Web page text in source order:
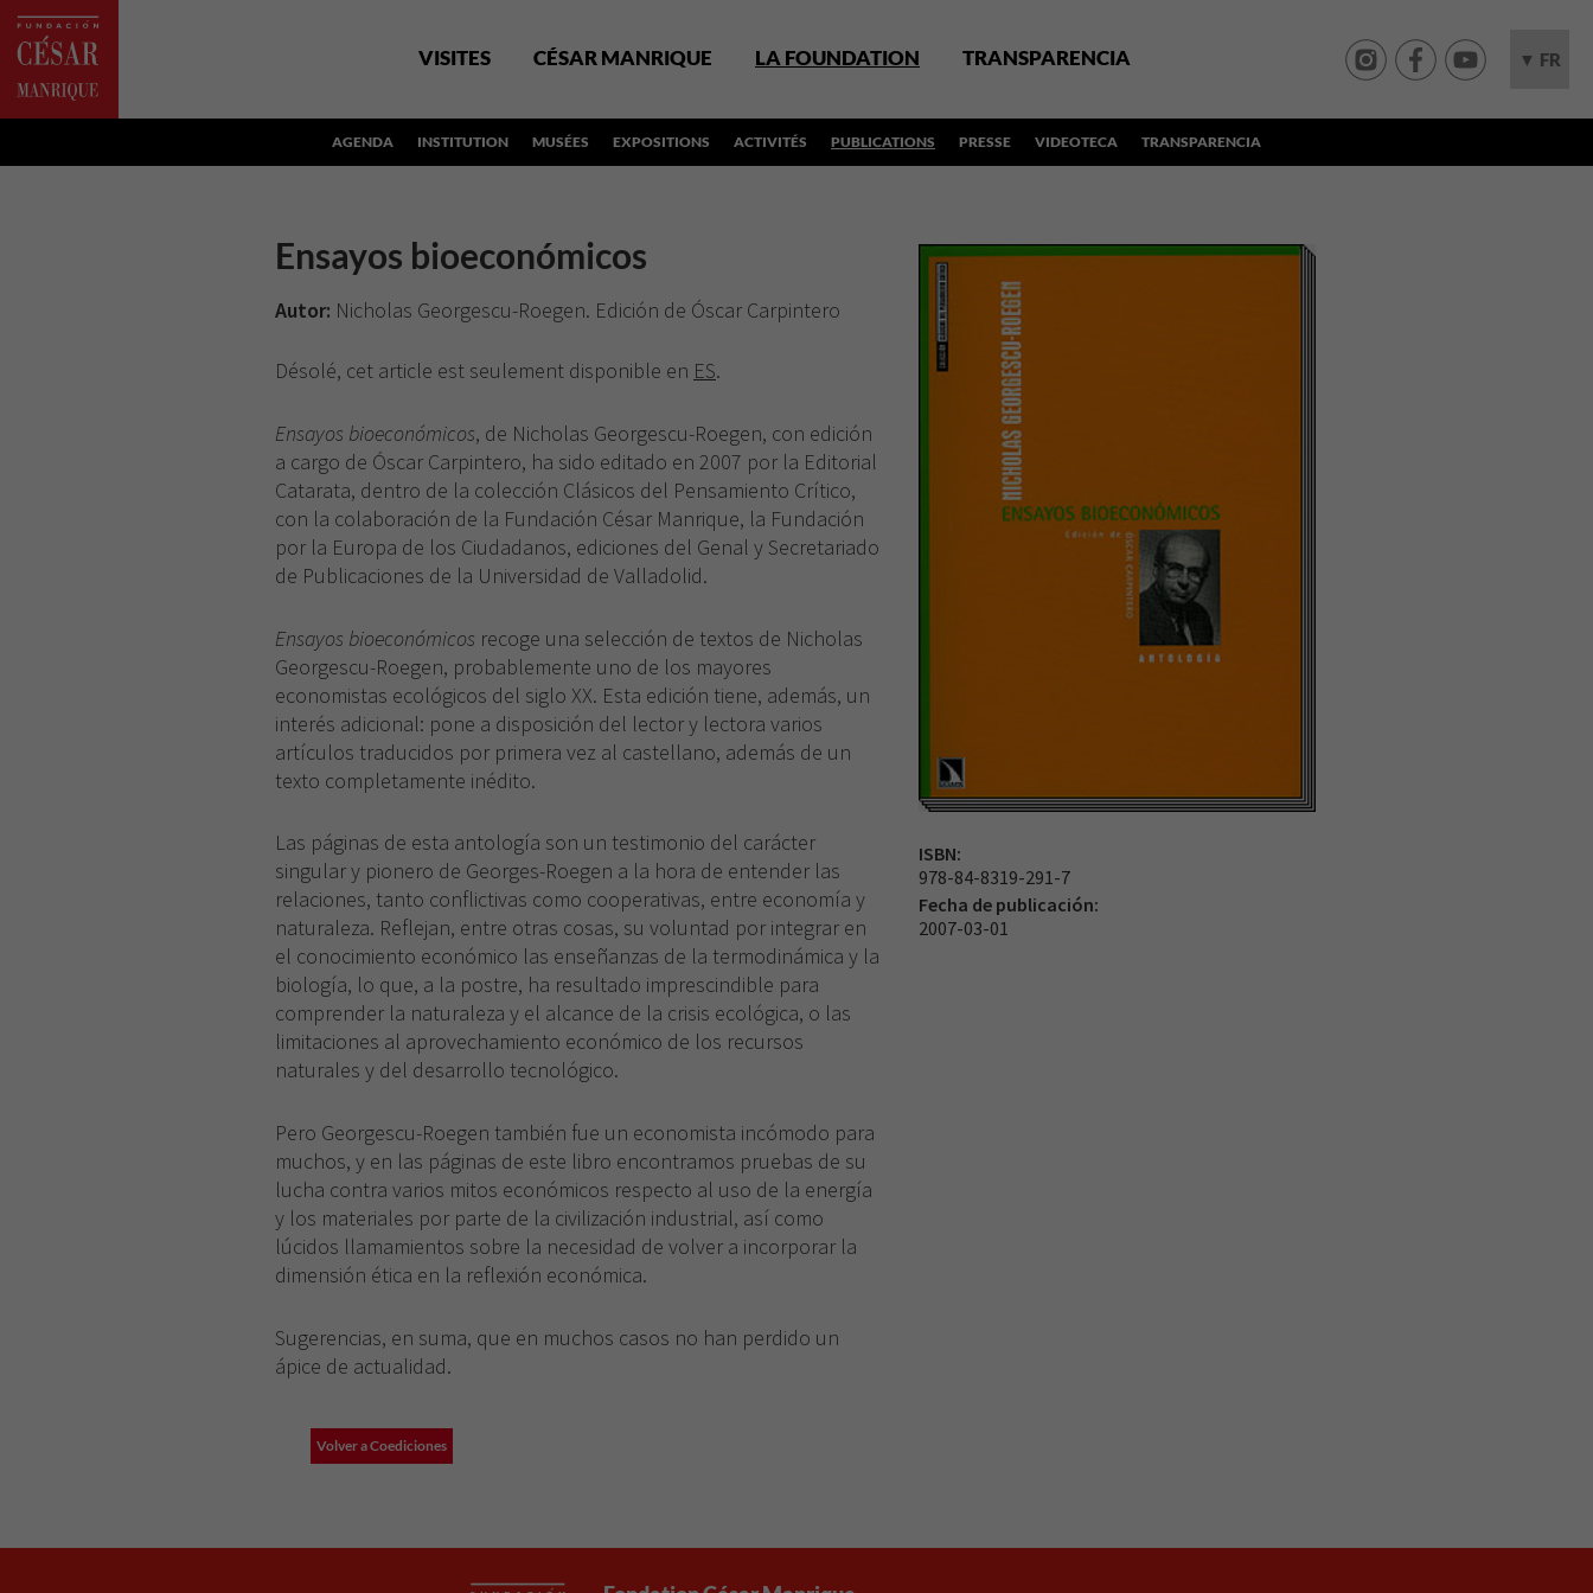
VISITES CÉSAR MANRIQUE LA FOUNDATION TRANSPARENCIA ▼ FR
AGENDA INSTITUTION MUSÉES EXPOSITIONS ACTIVITÉS PUBLICATIONS PRESSE VIDEOTECA TRANSPARENCIA
Ensayos bioeconómicos
Autor: Nicholas Georgescu-Roegen. Edición de Óscar Carpintero
Désolé, cet article est seulement disponible en ES.
Ensayos bioeconómicos, de Nicholas Georgescu-Roegen, con edición
a cargo de Óscar Carpintero, ha sido editado en 2007 por la Editorial
Catarata, dentro de la colección Clásicos del Pensamiento Crítico,
con la colaboración de la Fundación César Manrique, la Fundación
por la Europa de los Ciudadanos, ediciones del Genal y Secretariado
de Publicaciones de la Universidad de Valladolid.
Ensayos bioeconómicos recoge una selección de textos de Nicholas
Georgescu-Roegen, probablemente uno de los mayores
economistas ecológicos del siglo XX. Esta edición tiene, además, un
interés adicional: pone a disposición del lector y lectora varios
artículos traducidos por primera vez al castellano, además de un
texto completamente inédito.
Las páginas de esta antología son un testimonio del carácter
singular y pionero de Georges-Roegen a la hora de entender las
relaciones, tanto conflictivas como cooperativas, entre economía y
naturaleza. Reflejan, entre otras cosas, su voluntad por integrar en
el conocimiento económico las enseñanzas de la termodinámica y la
biología, lo que, a la postre, ha resultado imprescindible para
comprender la naturaleza y el alcance de la crisis ecológica, o las
limitaciones al aprovechamiento económico de los recursos
naturales y del desarrollo tecnológico.
Pero Georgescu-Roegen también fue un economista incómodo para
muchos, y en las páginas de este libro encontramos pruebas de su
lucha contra varios mitos económicos respecto al uso de la energía
y los materiales por parte de la civilización industrial, así como
lúcidos llamamientos sobre la necesidad de volver a incorporar la
dimensión ética en la reflexión económica.
Sugerencias, en suma, que en muchos casos no han perdido un
ápice de actualidad.
ISBN:
978-84-8319-291-7
Fecha de publicación:
2007-03-01
Volver a Coediciones